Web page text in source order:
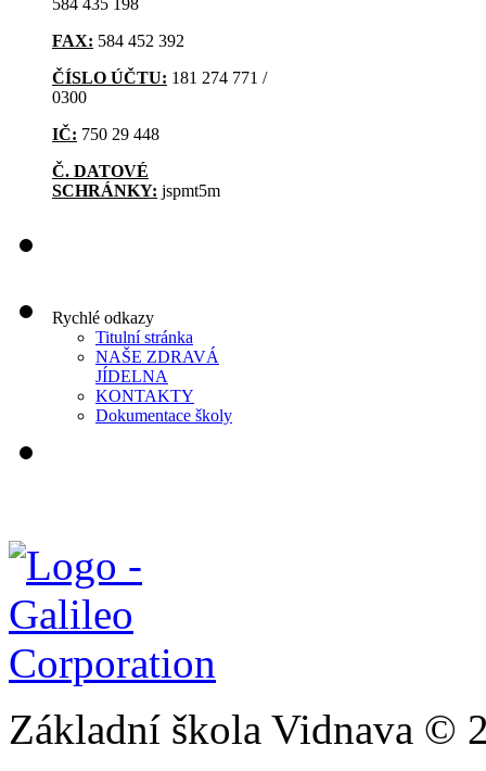
584 435 198
FAX: 584 452 392
ČÍSLO ÚČTU: 181 274 771 /
0300
IČ: 750 29 448
Č. DATOVÉ
SCHRÁNKY: jspmt5m
Rychlé odkazy
Titulní stránka
NAŠE ZDRAVÁ
JÍDELNA
KONTAKTY
Dokumentace školy
Základní škola Vidnava ©